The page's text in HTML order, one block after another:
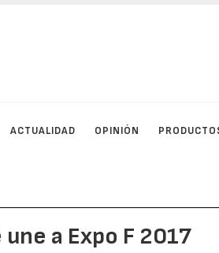
ACTUALIDAD OPINIÓN
a Expo F 2017